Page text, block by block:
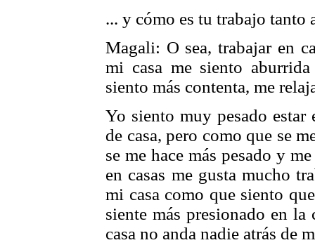
... y cómo es tu trabajo tanto
Magali: O sea, trabajar en
mi casa me siento
siento más contenta, me
Yo siento muy pesado estar
de casa, pero como que se
se me hace más pesado y
en casas me gusta mucho
mi casa como que siento
siente más presionado en
casa no anda nadie atrás de